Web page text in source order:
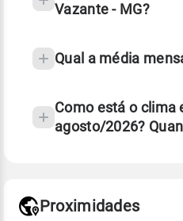
Vazante - MG?
Qual a média
Como está o clima
agosto/2026?
Proximidades